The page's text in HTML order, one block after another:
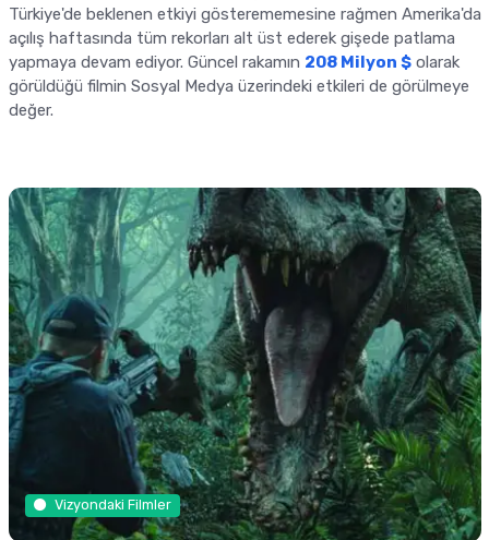
Türkiye'de beklenen etkiyi gösterememesine rağmen Amerika'da
açılış haftasında tüm rekorları alt üst ederek gişede patlama
yapmaya devam ediyor. Güncel rakamın 208 Milyon $olarak
görüldüğü filmin Sosyal Medya üzerindeki etkileri de görülmeye
değer.
Vizyondaki Filmler